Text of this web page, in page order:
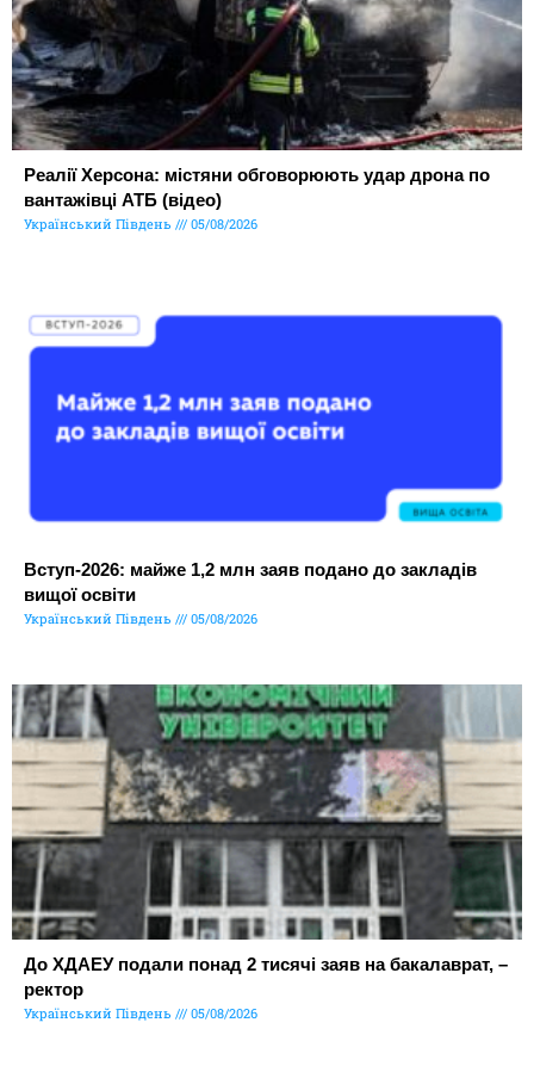
Реалії Херсона: містяни обговорюють удар дрона по
вантажівці АТБ (відео)
Український Південь 05/08/2026
Вступ-2026: майже 1,2 млн заяв подано до закладів
вищої освіти
Український Південь 05/08/2026
До ХДАЕУ подали понад 2 тисячі заяв на бакалаврат, –
ректор
Український Південь 05/08/2026